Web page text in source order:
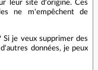
leur site d'origine. Ces
ne m'empêchent de
Si je veux supprimer des
données, je peux